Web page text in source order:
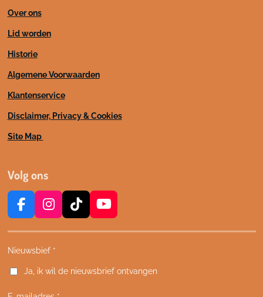
Over ons
Lid worden
Historie
Algemene Voorwaarden
Klantenservice
Disclaimer, Privacy & Cookies
Site Map
Volg ons
F
a
c
e
o
I
n
s
t
g
T
i
k
k
Y
o
u
b
Nieuwsbief *
Ja, ik wil de nieuwsbrief ontvangen